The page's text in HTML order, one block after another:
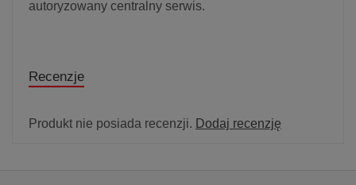
autoryzowany centralny serwis.
Recenzje
Produkt nie posiada recenzji. Dodaj recenzję